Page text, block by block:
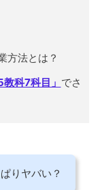
方法とは？
教科7科目」 でさ
りヤバい？